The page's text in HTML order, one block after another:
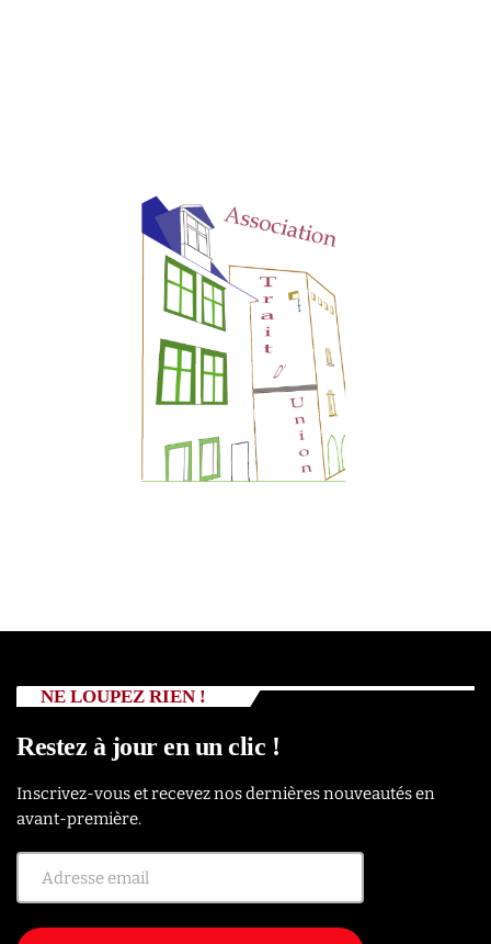
NE LOUPEZ RIEN !
Restez à jour en un clic !
Inscrivez-vous et recevez nos dernières nouveautés en
avant-première.